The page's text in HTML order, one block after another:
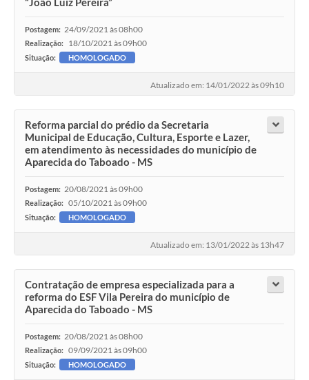
Postagem: 24/09/2021 às 08h00
Realização: 18/10/2021 às 09h00
Situação: HOMOLOGADO
Atualizado em: 14/01/2022 às 09h10
Reforma parcial do prédio da Secretaria
Municipal de Educação, Cultura, Esporte e Lazer,
em atendimento às necessidades do município de
Aparecida do Taboado - MS
Postagem: 20/08/2021 às 09h00
Realização: 05/10/2021 às 09h00
Situação: HOMOLOGADO
Atualizado em: 13/01/2022 às 13h47
Contratação de empresa especializada para a
reforma do ESF Vila Pereira do município de
Aparecida do Taboado - MS
Postagem: 20/08/2021 às 08h00
Realização: 09/09/2021 às 09h00
Situação: HOMOLOGADO